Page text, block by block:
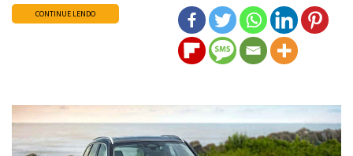
CONTINUE LENDO